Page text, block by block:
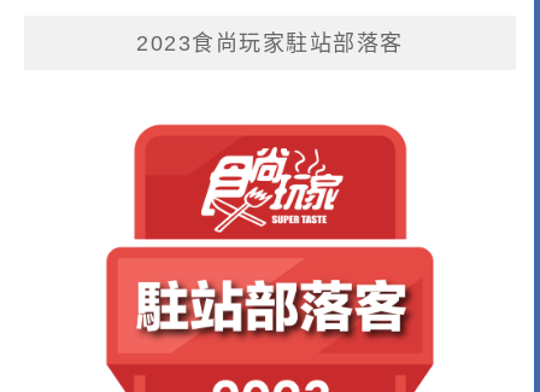
2023食尚玩家駐站部落客